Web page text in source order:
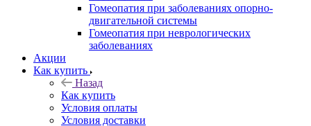
Гомеопатия при заболеваниях опорно-
двигательной системы
Гомеопатия при неврологических
заболеваниях
Акции
Как купить
Назад
Как купить
Условия оплаты
Условия доставки